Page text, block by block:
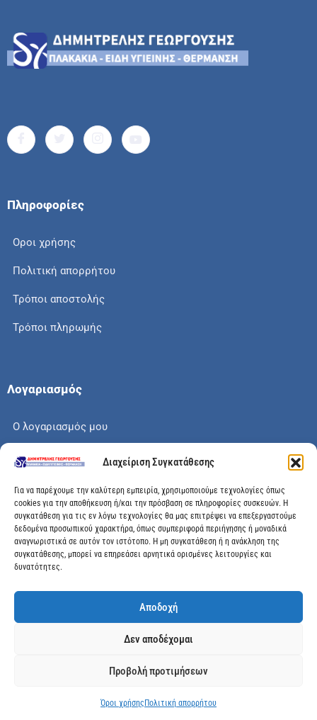
Διαχείριση Συγκατάθεσης
Για να παρέχουμε την καλύτερη εμπειρία, χρησιμοποιούμε τεχνολογίες όπως
cookies για την αποθήκευση ή/και την πρόσβαση σε πληροφορίες συσκευών. Η
συγκατάθεση για τις εν λόγω τεχνολογίες θα μας επιτρέψει να επεξεργαστούμε
δεδομένα προσωπικού χαρακτήρα, όπως συμπεριφορά περιήγησης ή μοναδικά
αναγνωριστικά σε αυτόν τον ιστότοπο. Η μη συγκατάθεση ή η ανάκληση της
συγκατάθεσης, μπορεί να επηρεάσει αρνητικά ορισμένες λειτουργίες και
δυνατότητες.
Αποδοχή
Δεν αποδέχομαι
Προβολή προτιμήσεων
Όροι χρήσης Πολιτική απορρήτου
Πληροφορίες
Οροι χρήσης
Πολιτική απορρήτου
Τρόποι αποστολής
Τρόποι πληρωμής
Λογαριασμός
Ο λογαριασμός μου
Το καλάθι μου
Check out
Διεύθυνση
Μεγάλης Χώρας 89, Αγρίνιο, Τ.Κ: 30100
info@dimitrelis-georgousis.gr
© 2025 dimitrelis-georgousis.gr. All rights reserved.